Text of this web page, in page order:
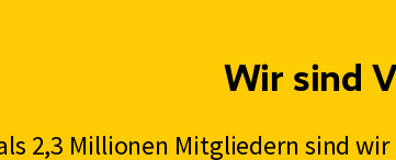
Wir sind
2,3 Millionen Mitgliedern sind